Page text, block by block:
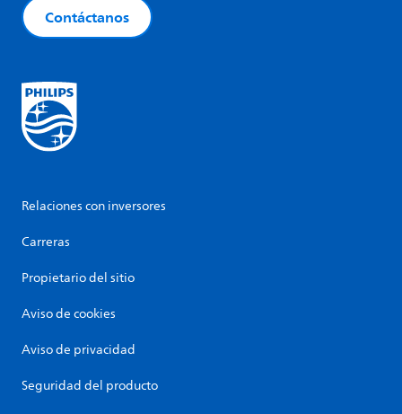
Contáctanos
Relaciones con inversores
Carreras
Propietario del sitio
Aviso de cookies
Aviso de privacidad
Seguridad del producto